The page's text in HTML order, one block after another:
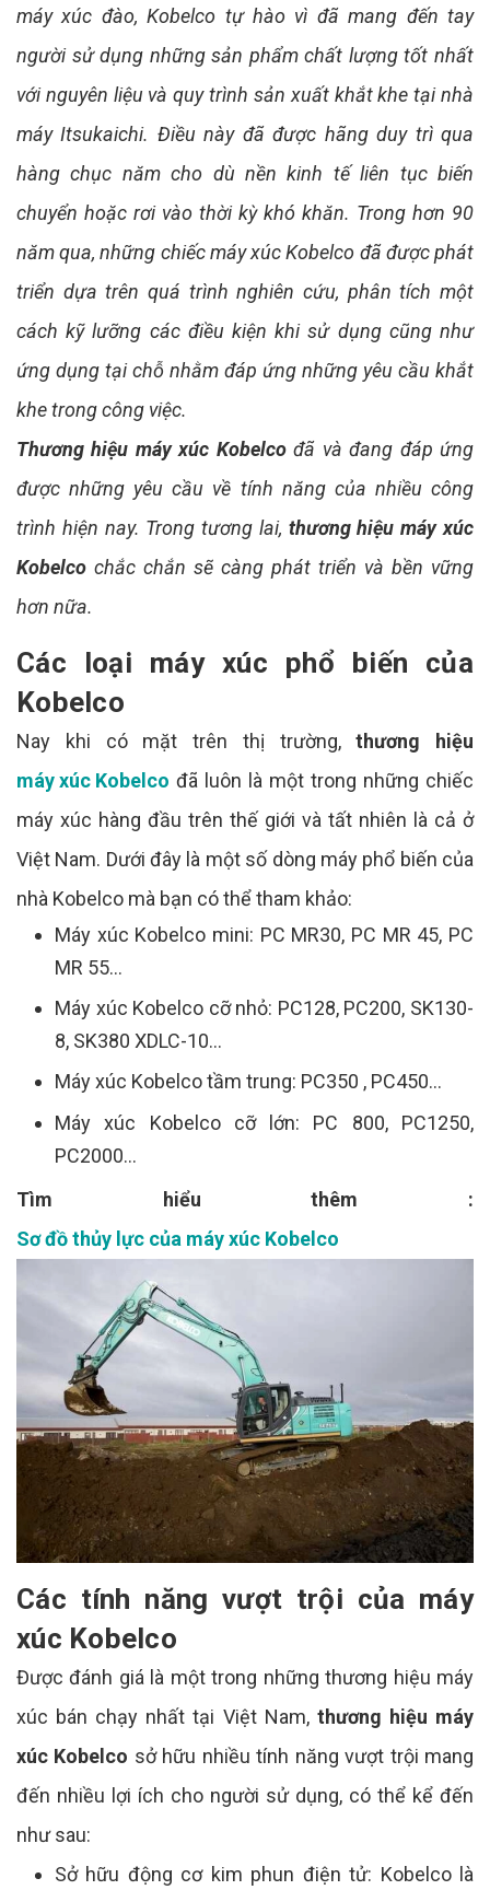
máy xúc đào, Kobelco tự hào vì đã mang đến tay
người sử dụng những sản phẩm chất lượng tốt nhất
với nguyên liệu và quy trình sản xuất khắt khe tại nhà
máy Itsukaichi. Điều này đã được hãng duy trì qua
hàng chục năm cho dù nền kinh tế liên tục biến
chuyển hoặc rơi vào thời kỳ khó khăn. Trong hơn 90
năm qua, những chiếc máy xúc Kobelco đã được phát
triển dựa trên quá trình nghiên cứu, phân tích một
cách kỹ lưỡng các điều kiện khi sử dụng cũng như
ứng dụng tại chỗ nhằm đáp ứng những yêu cầu khắt
khe trong công việc.
Thương hiệu máy xúc Kobelcođã và đang đáp ứng
được những yêu cầu về tính năng của nhiều công
trình hiện nay. Trong tương lai, thương hiệu máy xúc
Kobelco chắc chắn sẽ càng phát triển và bền vững
hơn nữa.
Các loại máy xúc phổ biến của
Kobelco
Nay khi có mặt trên thị trường,thương hiệu
máy xúc Kobelco đã luôn là một trong những chiếc
máy xúc hàng đầu trên thế giới và tất nhiên là cả ở
Việt Nam. Dưới đây là một số dòng máy phổ biến của
nhà Kobelco mà bạn có thể tham khảo:
Máy xúc Kobelco mini: PC MR30, PC MR 45, PC
MR 55...
Máy xúc Kobelco cỡ nhỏ: PC128, PC200, SK130-
8, SK380 XDLC-10...
Máy xúc Kobelco tầm trung: PC350 , PC450...
Máy xúc Kobelco cỡ lớn: PC 800, PC1250,
PC2000...
Tìm hiểu thêm :
Sơ đồ thủy lực của máy xúc Kobelco
Các tính năng vượt trội của máy
xúc Kobelco
Được đánh giá là một trong những thương hiệu máy
xúc bán chạy nhất tại Việt Nam, thương hiệu máy
xúc Kobelco sở hữu nhiều tính năng vượt trội mang
đến nhiều lợi ích cho người sử dụng, có thể kể đến
như sau:
Sở hữu động cơ kim phun điện tử: Kobelco là